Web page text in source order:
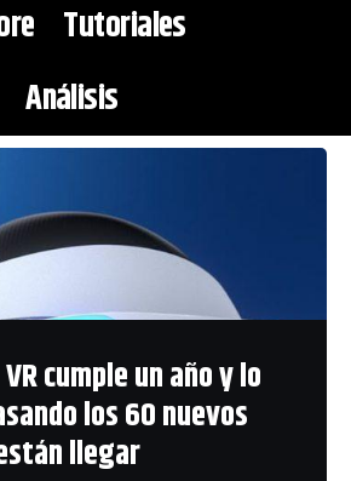
Tutoriales
Análisis
cumple un año y lo
los 60 nuevos
llegar